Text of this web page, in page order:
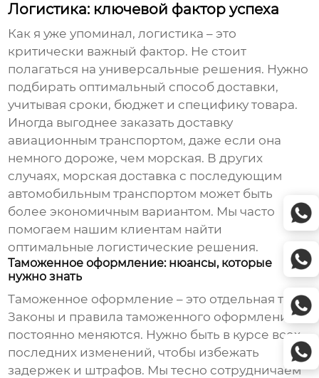
Логистика: ключевой фактор успеха
Как я уже упоминал, логистика – это
критически важный фактор. Не стоит
полагаться на универсальные решения. Нужно
подбирать оптимальный способ доставки,
учитывая сроки, бюджет и специфику товара.
Иногда выгоднее заказать доставку
авиационным транспортом, даже если она
немного дороже, чем морская. В других
случаях, морская доставка с последующим
автомобильным транспортом может быть
более экономичным вариантом. Мы часто
помогаем нашим клиентам найти
оптимальные логистические решения.
Таможенное оформление: нюансы, которые
нужно знать
Таможенное оформление – это отдельная тема.
Законы и правила таможенного оформления
постоянно меняются. Нужно быть в курсе всех
последних изменений, чтобы избежать
задержек и штрафов. Мы тесно сотрудничаем